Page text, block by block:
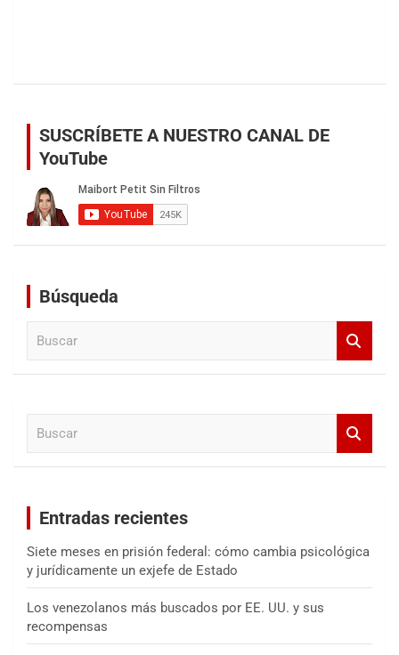
SUSCRÍBETE A NUESTRO CANAL DE
YouTube
Búsqueda
Entradas recientes
Siete meses en prisión federal: cómo cambia psicológica
y jurídicamente un exjefe de Estado
Los venezolanos más buscados por EE. UU. y sus
recompensas